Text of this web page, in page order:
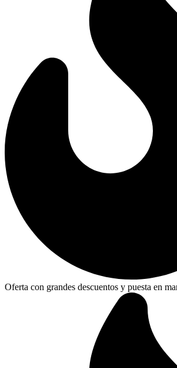
Oferta con grandes descuentos y puesta en